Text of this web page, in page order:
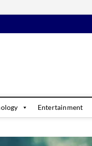
Entertainment